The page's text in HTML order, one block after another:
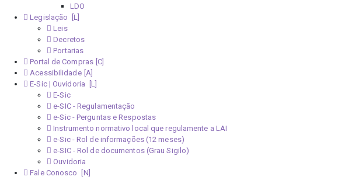
LDO
Legislação
Leis
Decretos
Portarias
Portal de Compras
Acessibilidade
E-Sic | Ouvidoria
E-Sic
e-SIC - Regulamentação
e-Sic - Perguntas e Respostas
Instrumento normativo local que regulamente a LAI
e-Sic - Rol de informações (12 meses)
e-SIC - Rol de documentos (Grau Sigilo)
Ouvidoria
Fale Conosco